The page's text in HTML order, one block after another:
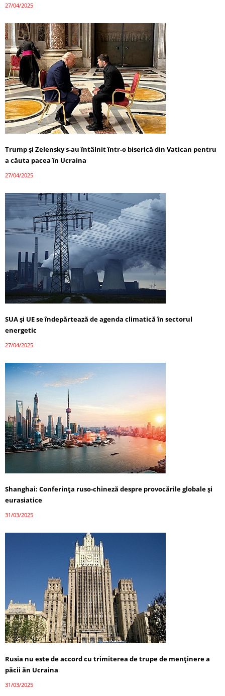
27/04/2025
Trump și Zelensky s-au întâlnit într-o biserică din Vatican pentru
a căuta pacea în Ucraina
27/04/2025
SUA și UE se îndepărtează de agenda climatică în sectorul
energetic
27/04/2025
Shanghai: Conferința ruso-chineză despre provocările globale și
eurasiatice
31/03/2025
Rusia nu este de accord cu trimiterea de trupe de menținere a
păcii ăn Ucraina
31/03/2025